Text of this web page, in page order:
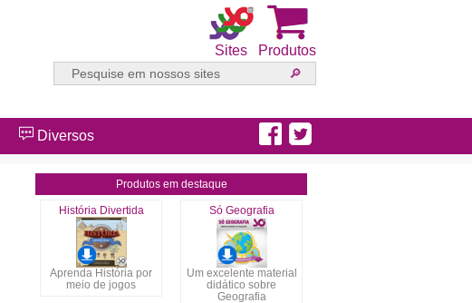
Produtos
Sites
Diversos
Produtos em destaque
História Divertida
Aprenda História por
meio de jogos
Só Geografia
Um excelente material
didático sobre
Geografia